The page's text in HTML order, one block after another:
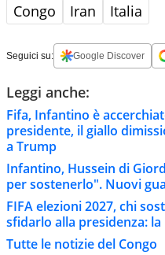
Congo Iran Italia
Seguici su: Google Discover
Leggi anche:
Fifa, Infantino è
presidente, il giallo
a Trump
Infantino, Hussein di
per sostenerlo". Nuovi
FIFA elezioni 2027, chi
sfidarlo alla presidenza:
Tutte le notizie del Congo